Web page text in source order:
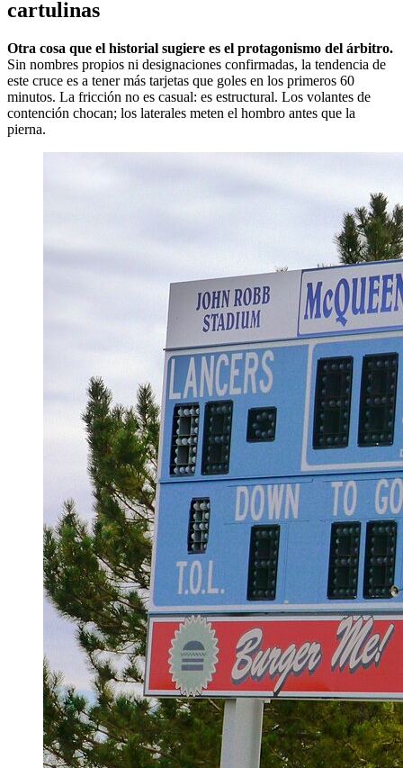
cartulinas
Otra cosa que el historial sugiere es el protagonismo del árbitro.
Sin nombres propios ni designaciones confirmadas, la tendencia de
este cruce es a tener más tarjetas que goles en los primeros 60
minutos. La fricción no es casual: es estructural. Los volantes de
contención chocan; los laterales meten el hombro antes que la
pierna.